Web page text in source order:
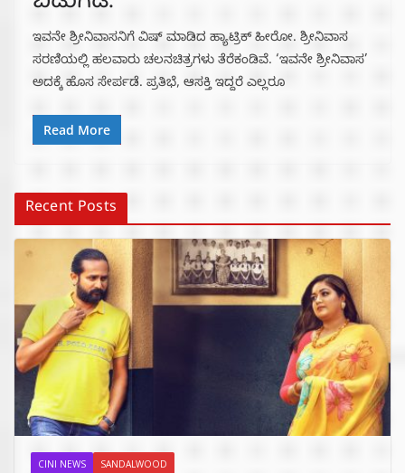
ಇವನೇ ಶ್ರೀನಿವಾಸನಿಗೆ ವಿಷ್ ಮಾಡಿದ ಹ್ಯಾಟ್ರಿಕ್ ಹೀರೋ. ಶ್ರೀನಿವಾಸ
ಸರಣಿಯಲ್ಲಿ ಹಲವಾರು ಚಲನಚಿತ್ರಗಳು ತೆರೆಕಂಡಿವೆ. ‘ಇವನೇ ಶ್ರೀನಿವಾಸ’
ಅದಕ್ಕೆ ಹೊಸ ಸೇರ್ಪಡೆ. ಪ್ರತಿಭೆ, ಆಸಕ್ತಿ ಇದ್ದರೆ ಎಲ್ಲರೂ
Read More
Recent Posts
CINI NEWS SANDALWOOD